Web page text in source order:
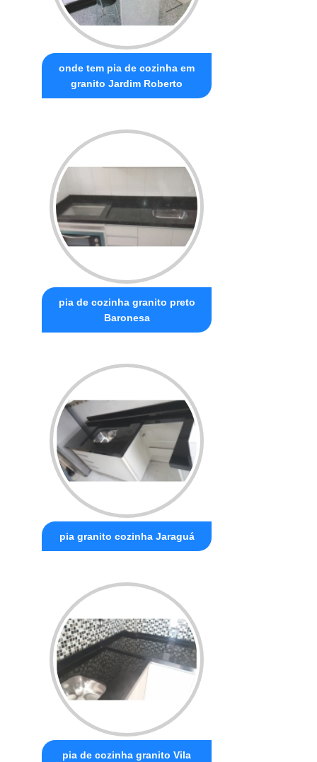
onde tem pia de cozinha em
granito Jardim Roberto
pia de cozinha granito preto
Baronesa
pia granito cozinha Jaraguá
pia de cozinha granito Vila